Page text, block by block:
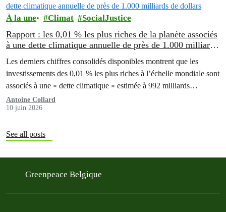
À la une Climat SocialJustice
Rapport : les 0,01 % les plus riches de la planète associés
à une dette climatique annuelle de près de 1.000 milliards
Les derniers chiffres consolidés disponibles montrent que les
investissements des 0,01 % les plus riches à l’échelle mondiale sont
associés à une « dette climatique » estimée à 992 milliards…
Antoine Collard
10 juin 2026
See all posts
Greenpeace Belgique